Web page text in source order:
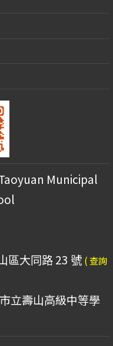
Municipal
區大同路 23 號 ( 查詢
立壽山高級中等學